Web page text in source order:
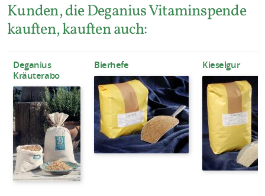
Kunden, die Deganius Vitaminspende
kauften, kauften auch:
Deganius
Kräuterabo
Bierhefe Kieselgur